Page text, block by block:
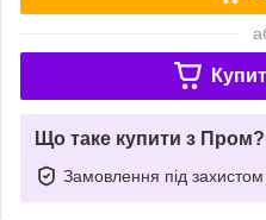
Що таке купити з Пром?
Замовлення під захистом